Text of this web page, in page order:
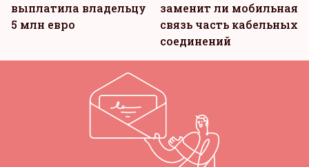
выплатила владельцу
5 млн евро
заменит ли мобильная
связь часть кабельных
соединений